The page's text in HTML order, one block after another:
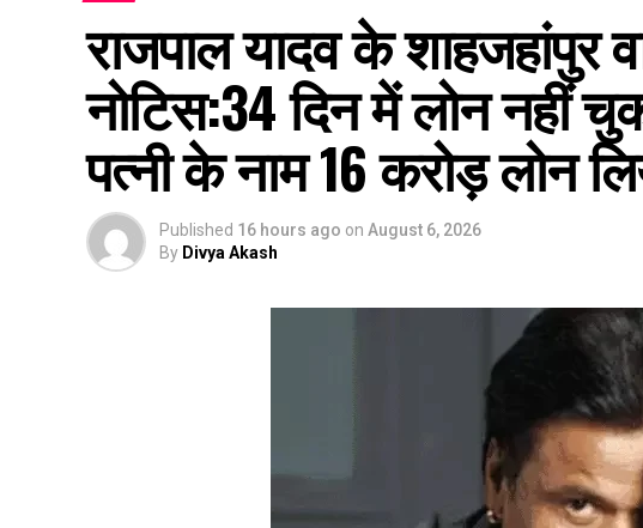
राजपाल यादव के शाहजहांपुर
नोटिस:34 दिन में लोन नहीं
पत्नी के नाम 16 करोड़ लोन
Published 16 hours ago on August 6, 2026
By Divya Akash